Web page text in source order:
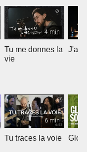
4 min
Tu me donnes la
vie
J'ai
6 min
Tu traces la voie